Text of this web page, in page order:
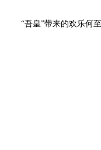
“吾皇”带来的欢乐何